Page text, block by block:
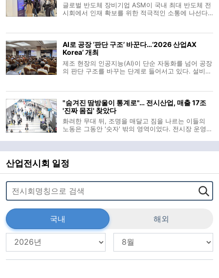
글로벌 반도체 장비기업 ASM이 국내 최대 반도체 전
시회에서 인재 확보를 위한 적극적인 소통에 나선다.
10일 밝혔다. 부스 2층 통
AI로 공장 ‘판단 구조’ 바꾼다…‘2026 산업AX
Korea’ 개최
제조 현장의 인공지능(AI)이 단순 자동화를 넘어 공장
의 판단 구조를 바꾸는 단계로 들어서고 있다. 설비가
이 같은 산업 현장의 변화를
"숨겨진 땀방울이 통계로"… 전시산업, 매출 17조
'진짜 몸집' 찾았다
화려한 무대 뒤, 조명을 매달고 짐을 나르는 이들의
노동은 그동안 '숫자' 밖의 영역이었다. 전시장 운영자
보이지 않던 가치를 공식 통계로 소환하며 전시산업
의 '진짜 몸집'을 드러냈
산업전시회 일정
국내 해외